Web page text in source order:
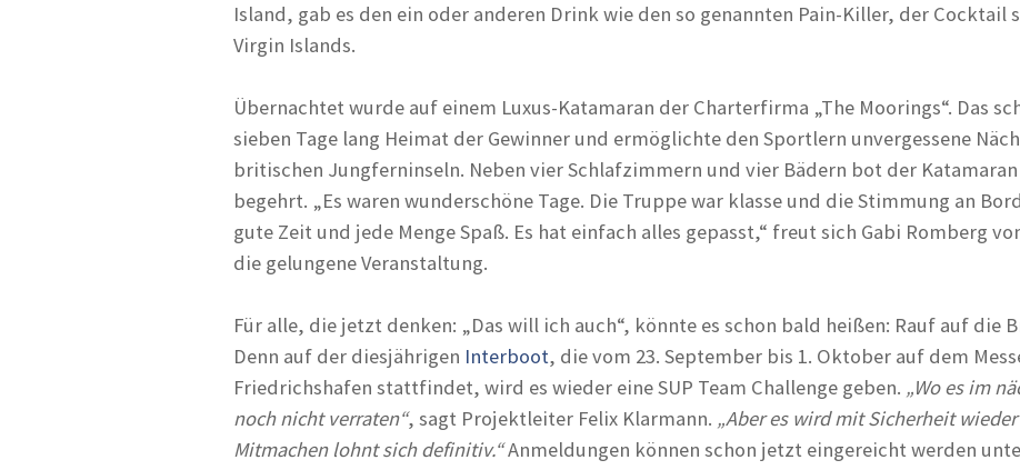
Island, gab es den ein oder anderen Drink wie den so genannten Pain-Killer, der
Virgin Islands.
Übernachtet wurde auf einem Luxus-Katamaran der Charterfirma „The Moorings“. Das
sieben Tage lang Heimat der Gewinner und ermöglichte den Sportlern unvergessene
britischen Jungferninseln. Neben vier Schlafzimmern und vier Bädern bot der Katamaran
begehrt. „Es waren wunderschöne Tage. Die Truppe war klasse und die Stimmung an
gute Zeit und jede Menge Spaß. Es hat einfach alles gepasst,“ freut sich Gabi Romberg
die gelungene Veranstaltung.
Für alle, die jetzt denken: „Das will ich auch“, könnte es schon bald heißen: Rauf auf die
Denn auf der diesjährigen Interboot, die vom 23. September bis 1. Oktober auf dem
Friedrichshafen stattfindet, wird es wieder eine SUP Team Challenge geben. „Wo es im
noch nicht verraten“, sagt Projektleiter Felix Klarmann. „Aber es wird mit Sicherheit
Mitmachen lohnt sich definitiv.“Anmeldungen können schon jetzt eingereicht werden